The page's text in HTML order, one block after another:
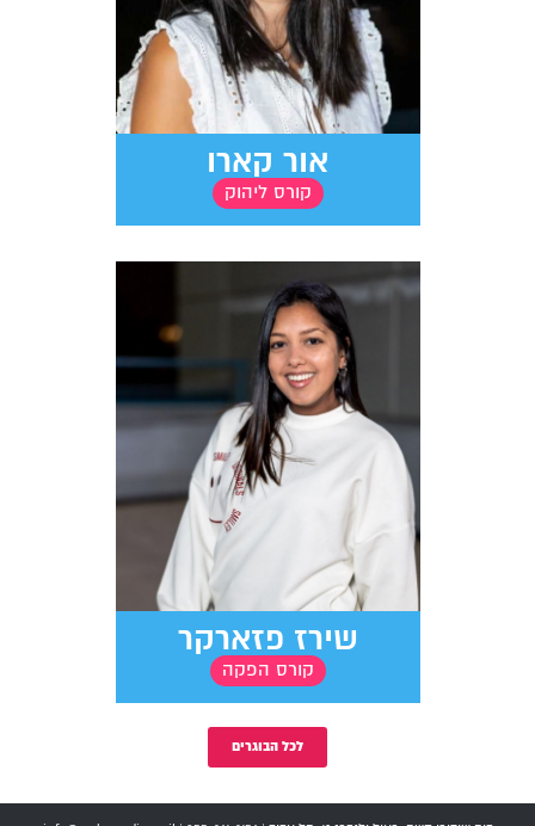
אור קארו
קורס ליהוק
שירז פזארקר
קורס הפקה
לכל הבוגרים